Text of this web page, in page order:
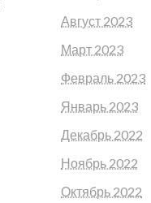
Август 2023
Март 2023
Февраль 2023
Январь 2023
Декабрь 2022
Ноябрь 2022
Октябрь 2022